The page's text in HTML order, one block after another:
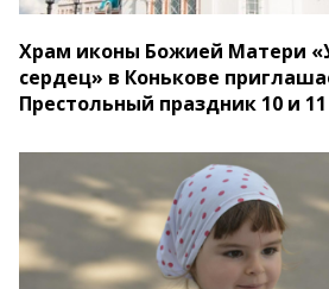
Храм иконы Божией Матери
сердец» в Конькове
Престольный праздник 10 и